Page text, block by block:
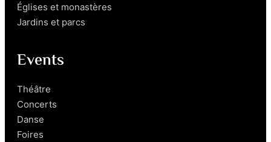
Églises et monastères
Jardins et parcs
Events
Théâtre
Concerts
Danse
Foires